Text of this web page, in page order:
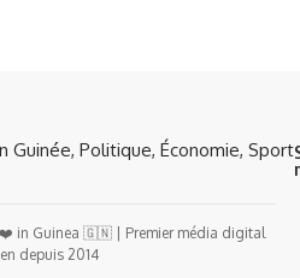
in Guinea 🇬🇳 | Premier média digital
depuis 2014